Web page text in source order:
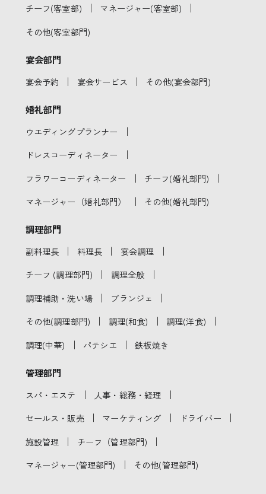
チーフ(客室部) ｜ マネージャー(客室部) ｜
その他(客室部門)
宴会部門
宴会予約 ｜ 宴会サービス ｜ その他(宴会部門)
婚礼部門
ウエディングプランナー ｜
ドレスコーディネーター ｜
フラワーコーディネーター ｜ チーフ(婚礼部門) ｜
マネージャー（婚礼部門） ｜ その他(婚礼部門)
調理部門
副料理長 ｜ 料理長 ｜ 宴会調理 ｜
チーフ (調理部門) ｜ 調理全般 ｜
調理補助・洗い場 ｜ ブランジェ ｜
その他(調理部門) ｜ 調理(和食) ｜ 調理(洋食) ｜
調理(中華) ｜ パテシエ ｜ 鉄板焼き
管理部門
スパ・エステ ｜ 人事・総務・経理 ｜
セールス・販売 ｜ マーケティング ｜ ドライバー ｜
施設管理 ｜ チーフ（管理部門) ｜
マネージャー(管理部門) ｜ その他(管理部門)